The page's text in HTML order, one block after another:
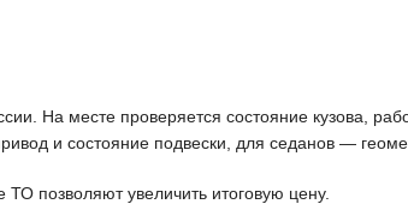
На месте проверяется состояние кузова,
и состояние подвески, для седанов —
позволяют увеличить итоговую цену.